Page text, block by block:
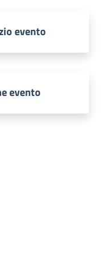
evento
evento